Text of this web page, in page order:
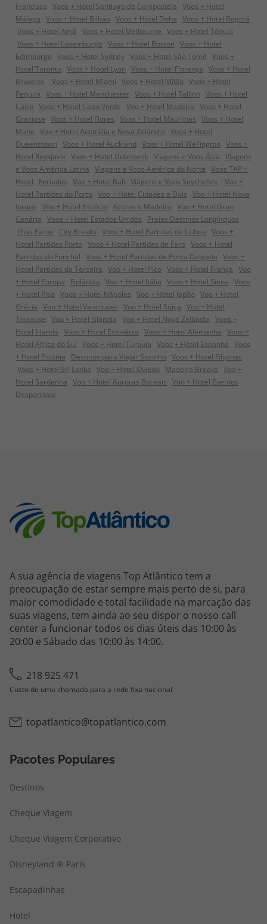
Francisco Voos + Hotel Santiago de Compostela Voos + Hotel
Málaga Voos + Hotel Bilbao Voos + Hotel Doha Voos + Hotel Bogotá
Voos + Hotel Amã Voos + Hotel Melbourne Voos + Hotel Tóquio
Voos + Hotel Luxemburgo Voos + Hotel Boston Voos + Hotel
Edimburgo Voos + Hotel Sydney Voos + Hotel São Tomé Voos +
Hotel Toronto Voos + Hotel Lyon Voos + Hotel Florença Voos + Hotel
Bruxelas
Voos + Hotel Miami Voos + Hotel Milão Voos + Hotel
Pequim Voos + Hotel Manchester Voos + Hotel Tallinn Voos + Hotel
Cairo Voos + Hotel Cabo Verde Voo + Hotel Madeira Voos + Hotel
Graciosa Voos + Hotel Flores Voos + Hotel Maurícias Voos + Hotel
Mahe Voo + Hotel Austrália e Nova Zelândia Voos + Hotel
Queenstown Voos + Hotel Auckland Voos + Hotel Wellington Voos +
Hotel Reykjavik Voos + Hotel Dubrovnik Viagens e Voos Ásia Viagens
e Voos América Latina Viagens e Voos América do Norte Voos TAP +
Hotel
Feriados Voo + Hotel Bali Viagens e Voos Seychelles
Voo +
Hotel Partidas do Porto Voo + Hotel Cidades a Dois Voo + Hotel Nova
Iorque Voo + Hotel Escócia Açores e Madeira Voo + Hotel Gran
Canária Voos + Hotel Estados Unidos
Praias Destinos Longínquos
Ilhas Faroe
City Breaks Voos + Hotel Partidas de Lisboa Voos +
Hotel Partidas Porto Voos + Hotel Partidas de Faro Voos + Hotel
Partidas do Funchal Voos + Hotel Partidas de Ponta Delgada Voos +
Hotel Partidas da Terceira Voo + Hotel Pico Voos + Hotel França Voo
+ Hotel Europa
Finlândia Voo + Hotel Itália Voos + Hotel Siena Voos
+ Hotel Pisa Voos + Hotel Nápoles Voo + Hotel Japão Voo + Hotel
Grécia Voo + Hotel Vancouver Voo + Hotel Suiça Voo + Hotel
Toulouse Voo + Hotel Islândia Voo + Hotel Nova Zelândia Voos +
Hotel Irlanda Voos + Hotel Eslovénia Voos + Hotel Alemanha Voos +
Hotel África do Sul Voos + Hotel Turquia Voos + Hotel Espanha Voos
+ Hotel Estónia
Destinos para Viajar Sozinho Voos + Hotel Filipinas
Voos + Hotel Sri Lanka Voo + Hotel Oviedo Madeira Breaks Voo +
Hotel Sardenha Voo + Hotel Auroras Boreais Voo + Hotel Eventos
Desportivos
A sua agência de viagens Top Atlântico tem a
preocupação de estar sempre mais perto de si, para
maior comodidade e total facilidade na marcação das
suas viagens, tem ainda ao seu dispor o nosso call
center a funcionar todos os dias úteis das 10:00 às
20:00 e Sábado das 10:00 às 14:00.
218 925 471
Custo de uma chamada para a rede fixa nacional
topatlantico@topatlantico.com
Pacotes Populares
Destinos
Cheque Viagem
Cheque Viagem Corporativo
Disneyland ® Paris
Escapadinhas
Hotel